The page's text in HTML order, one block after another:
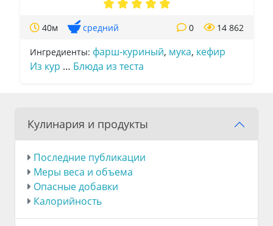
40м средний 14 862
0
Ингредиенты: фарш-куриный, мука, кефир
Из кур … Блюда из теста
Кулинария и продукты
Последние публикации
Меры веса и объема
Опасные добавки
Калорийность